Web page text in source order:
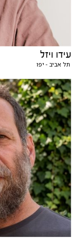
עידו ויזל
תל אביב - יפו